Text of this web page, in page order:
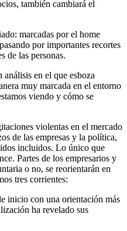
también cambiará el
marcadas por el home
por importantes recortes
de las personas.
en el que esboza
muy marcada en el entorno
viendo y cómo se
violentas en el mercado
de las empresas y la política,
incluidos. Lo único que
Partes de los empresarios y
o no, se reorientarán en
tres corrientes:
inicio con una orientación más
ha revelado sus